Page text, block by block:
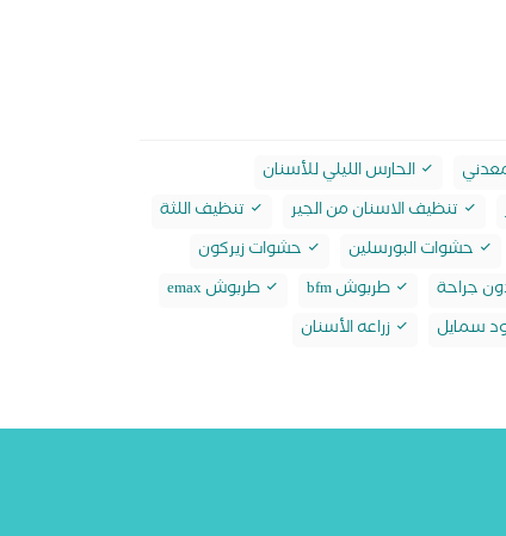
الحارس الليلي للأسنان
تنظيف الاسنان من الجير
تنظيف اللثة
حشوات البورسلين
حشوات زيركون
جراحة طربوش bfm
طربوش emax
سمايل زراعه الأسنان